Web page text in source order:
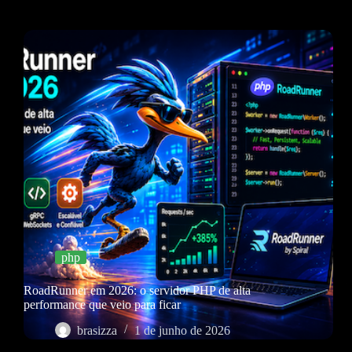
php
RoadRunner em 2026: o servidor PHP de alta
performance que veio para ficar
brasizza
1 de junho de 2026